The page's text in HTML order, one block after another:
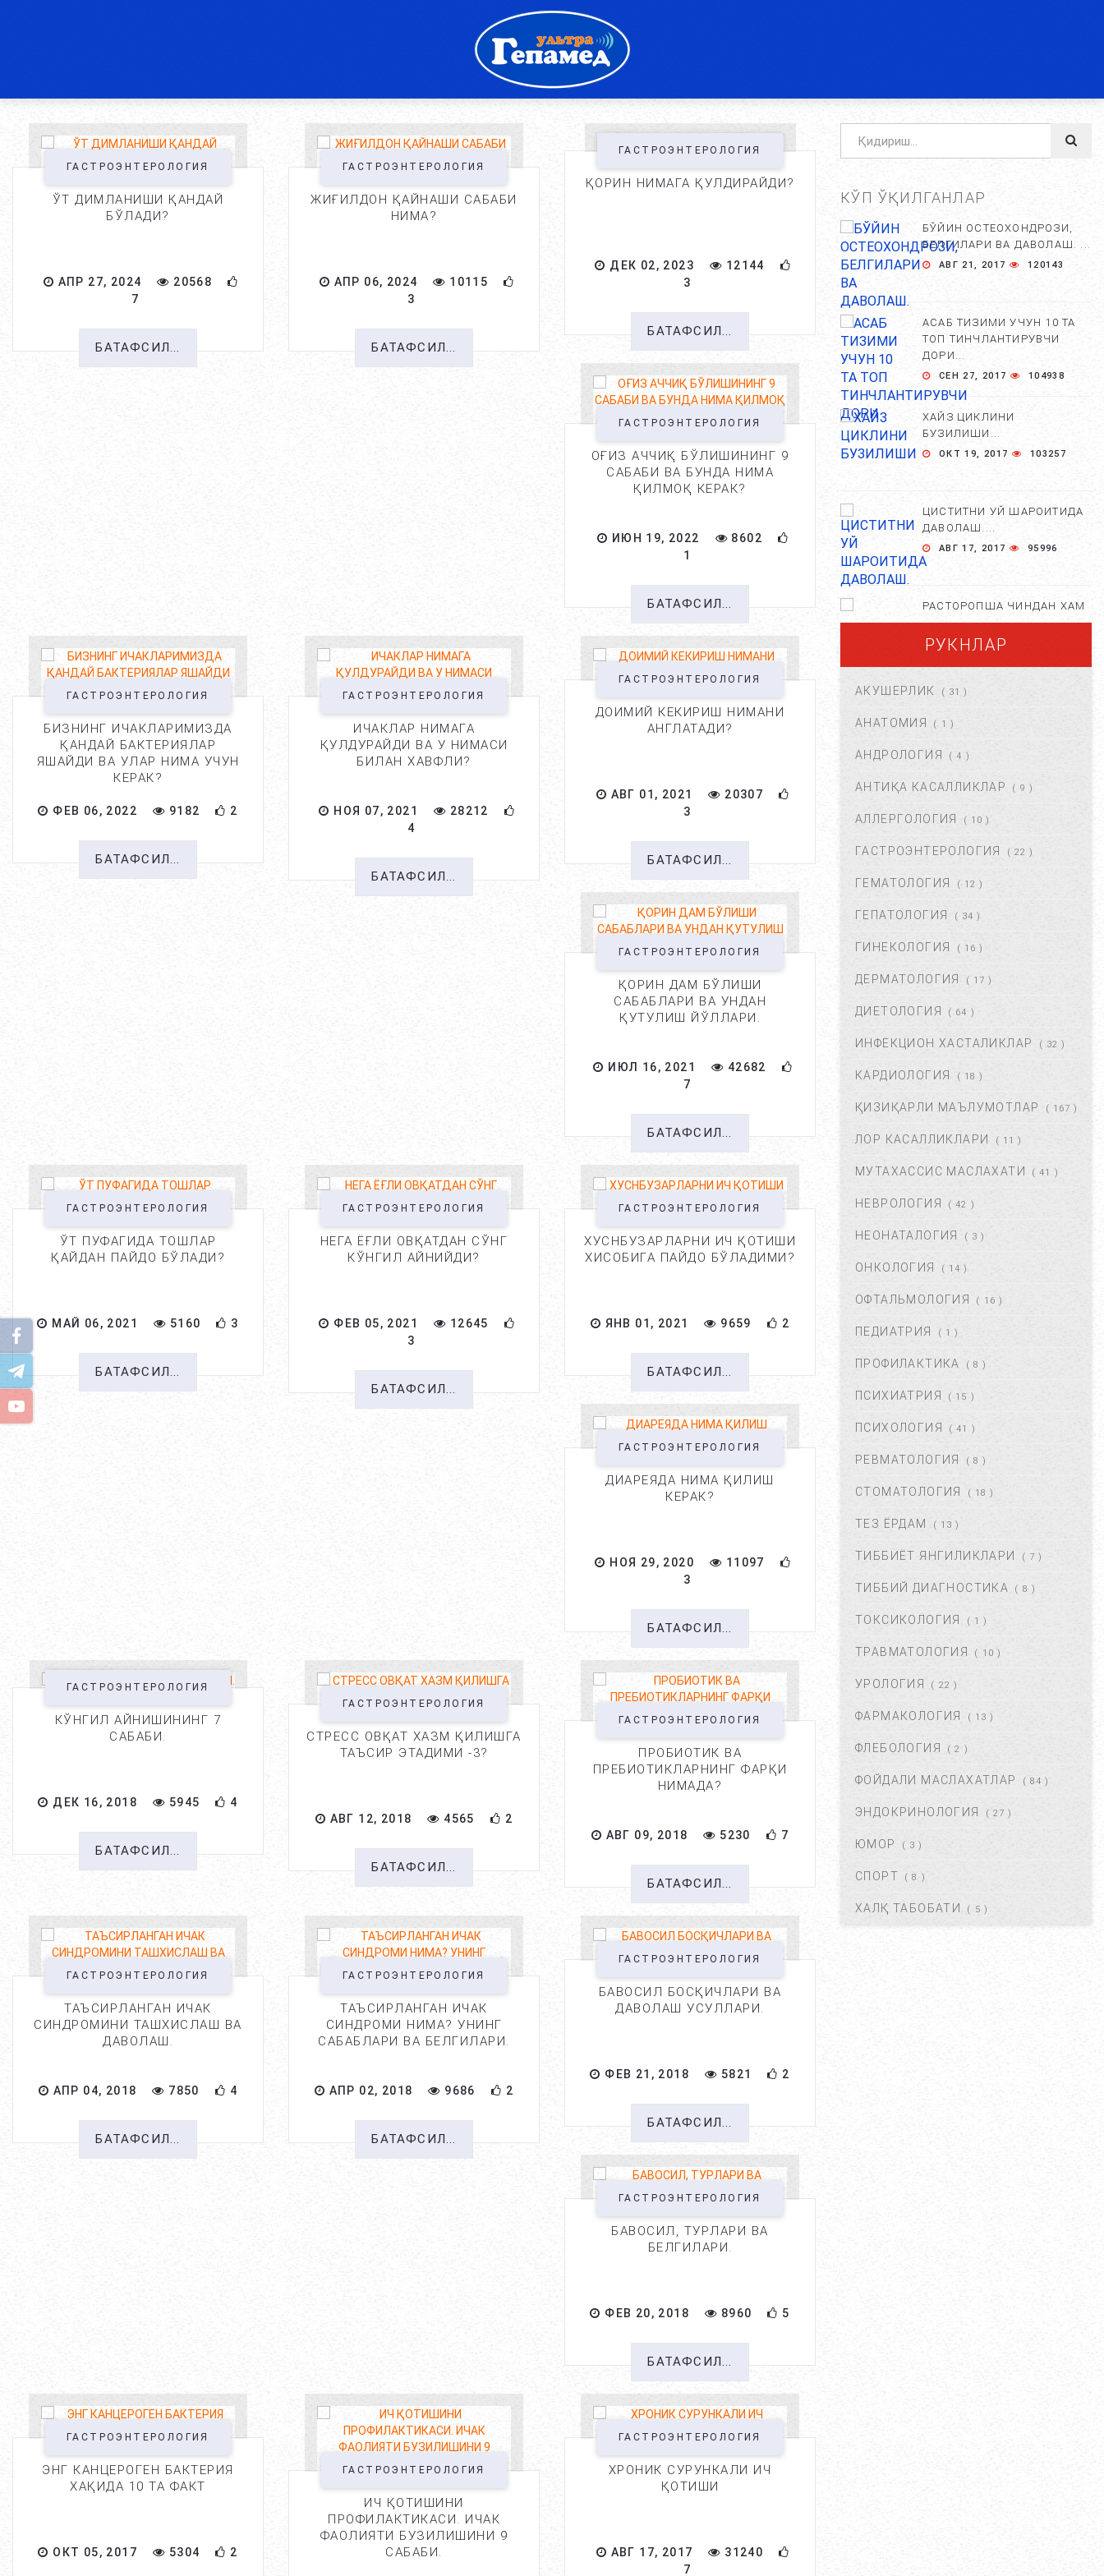
ГАСТРОЭНТЕРОЛОГИЯ
ЎТ ДИМЛАНИШИ ҚАНДАЙ
БЎЛАДИ?
АПР 27, 2024
20568
7
БАТАФСИЛ...
ГАСТРОЭНТЕРОЛОГИЯ
ЖИҒИЛДОН ҚАЙНАШИ САБАБИ
НИМА?
АПР 06, 2024
10115
3
БАТАФСИЛ...
ГАСТРОЭНТЕРОЛОГИЯ
ҚОРИН НИМАГА ҚУЛДИРАЙДИ?
ДЕК 02, 2023
12144
3
БАТАФСИЛ...
ГАСТРОЭНТЕРОЛОГИЯ
ОҒИЗ АЧЧИҚ БЎЛИШИНИНГ 9
САБАБИ ВА БУНДА НИМА
ҚИЛМОҚ КЕРАК?
ИЮН 19, 2022
8602
1
БАТАФСИЛ...
ГАСТРОЭНТЕРОЛОГИЯ
БИЗНИНГ ИЧАКЛАРИМИЗДА
ҚАНДАЙ БАКТЕРИЯЛАР
ЯШАЙДИ ВА УЛАР НИМА УЧУН
КЕРАК?
ФЕВ 06, 2022 9182 2
БАТАФСИЛ...
ГАСТРОЭНТЕРОЛОГИЯ
ИЧАКЛАР НИМАГА
ҚУЛДУРАЙДИ ВА У НИМАСИ
БИЛАН ХАВФЛИ?
НОЯ 07, 2021
28212
4
БАТАФСИЛ...
ГАСТРОЭНТЕРОЛОГИЯ
ДОИМИЙ КЕКИРИШ НИМАНИ
АНГЛАТАДИ?
АВГ 01, 2021
20307
3
БАТАФСИЛ...
ГАСТРОЭНТЕРОЛОГИЯ
ҚОРИН ДАМ БЎЛИШИ
САБАБЛАРИ ВА УНДАН
ҚУТУЛИШ ЙЎЛЛАРИ.
ИЮЛ 16, 2021
42682
7
БАТАФСИЛ...
ГАСТРОЭНТЕРОЛОГИЯ
ЎТ ПУФАГИДА ТОШЛАР
ҚАЙДАН ПАЙДО БЎЛАДИ?
МАЙ 06, 2021 5160 3
БАТАФСИЛ...
ГАСТРОЭНТЕРОЛОГИЯ
НЕГА ЁҒЛИ ОВҚАТДАН СЎНГ
КЎНГИЛ АЙНИЙДИ?
ФЕВ 05, 2021
12645
3
БАТАФСИЛ...
ГАСТРОЭНТЕРОЛОГИЯ
ХУСНБУЗАРЛАРНИ ИЧ ҚОТИШИ
ХИСОБИГА ПАЙДО БЎЛАДИМИ?
ЯНВ 01, 2021 9659 2
БАТАФСИЛ...
ГАСТРОЭНТЕРОЛОГИЯ
ДИАРЕЯДА НИМА ҚИЛИШ
КЕРАК?
НОЯ 29, 2020
11097
3
БАТАФСИЛ...
ГАСТРОЭНТЕРОЛОГИЯ
КЎНГИЛ АЙНИШИНИНГ 7
САБАБИ.
ДЕК 16, 2018 5945 4
БАТАФСИЛ...
ГАСТРОЭНТЕРОЛОГИЯ
СТРЕСС ОВҚАТ ХАЗМ ҚИЛИШГА
ТАЪСИР ЭТАДИМИ -3?
АВГ 12, 2018 4565 2
БАТАФСИЛ...
ГАСТРОЭНТЕРОЛОГИЯ
ПРОБИОТИК ВА
ПРЕБИОТИКЛАРНИНГ ФАРҚИ
НИМАДА?
АВГ 09, 2018 5230 7
БАТАФСИЛ...
ГАСТРОЭНТЕРОЛОГИЯ
ТАЪСИРЛАНГАН ИЧАК
СИНДРОМИНИ ТАШХИСЛАШ ВА
ДАВОЛАШ.
АПР 04, 2018 7850 4
БАТАФСИЛ...
ГАСТРОЭНТЕРОЛОГИЯ
ТАЪСИРЛАНГАН ИЧАК
СИНДРОМИ НИМА? УНИНГ
САБАБЛАРИ ВА БЕЛГИЛАРИ.
АПР 02, 2018 9686 2
БАТАФСИЛ...
ГАСТРОЭНТЕРОЛОГИЯ
БАВОСИЛ БОСҚИЧЛАРИ ВА
ДАВОЛАШ УСУЛЛАРИ.
ФЕВ 21, 2018 5821 2
БАТАФСИЛ...
ГАСТРОЭНТЕРОЛОГИЯ
БАВОСИЛ, ТУРЛАРИ ВА
БЕЛГИЛАРИ.
ФЕВ 20, 2018 8960 5
БАТАФСИЛ...
ГАСТРОЭНТЕРОЛОГИЯ
ЭНГ КАНЦЕРОГЕН БАКТЕРИЯ
ХАҚИДА 10 ТА ФАКТ
ОКТ 05, 2017 5304 2
ГАСТРОЭНТЕРОЛОГИЯ
ИЧ ҚОТИШИНИ
ПРОФИЛАКТИКАСИ. ИЧАК
ФАОЛИЯТИ БУЗИЛИШИНИ 9
САБАБИ.
ГАСТРОЭНТЕРОЛОГИЯ
ХРОНИК СУРУНКАЛИ ИЧ
ҚОТИШИ
АВГ 17, 2017
31240
7
КЎП ЎҚИЛГАНЛАР
БЎЙИН ОСТЕОХОНДРОЗИ,
БЕЛГИЛАРИ ВА ДАВОЛАШ. ...
АВГ 21, 2017 120143
АСАБ ТИЗИМИ УЧУН 10 ТА
ТОП ТИНЧЛАНТИРУВЧИ
ДОРИ...
СЕН 27, 2017 104938
ХАЙЗ ЦИКЛИНИ
БУЗИЛИШИ...
ОКТ 19, 2017 103257
ЦИСТИТНИ УЙ ШАРОИТИДА
ДАВОЛАШ....
АВГ 17, 2017 95996
РАСТОРОПША ЧИНДАН ХАМ
ФОЙДАЛИМИ?...
АПР 25, 2021
ХОМИЛА ЖИНСИНИ
АНИҚЛАШНИНГ
НОСТАНДАРТ УСУЛЛАРИ....
АВГ 22, 2017
ХОМИЛА МУДДАТИНИ
АНИҚЛАШНИНГ ҚАНДАЙ
УСУЛЛАР БОР?...
АВГ 22, 2017 77425
ЧАП ҚОРИН СОХАСИ НИМА
БОШ МИЯ САРАТОНИНИ
НОЯ 24, 2017
БОШ ОҒРИШИ. УНИНГ
ФЕВ 06, 2018 59822
ХОМИЛАДОРЛИКДА БОЛА
БЕЛГИЛАРИ ВА
АВГ 17, 2017
БЎЛДИ. НИМА ҚИЛМОҚ
ОКТ 01, 2017
НЕГА КАТТАЛАШАДИ?...
ПОЛИАРТРИТ. ТУРЛАРИ.
ДАВОЛАШ....
БАЧАДОН МИОМАСИ,
САБАБЛАРИ, БЕЛГИЛАРИ ВА
АПР 25, 2018
ЮЗГА АЛЛЕРГИЯ ТОШИШИ.
ТУРЛАРИ. ...
НОЯ 27, 2017
ҚОРИН ДАМ БЎЛИШИ
ҚУТУЛИШ ЙЎЛЛАРИ....
ИЮЛ 16, 2021
РУКНЛАР
АКУШЕРЛИК ( 31 )
АНАТОМИЯ ( 1 )
АНДРОЛОГИЯ ( 4 )
АНТИҚА КАСАЛЛИКЛАР ( 9 )
АЛЛЕРГОЛОГИЯ ( 10 )
ГАСТРОЭНТЕРОЛОГИЯ ( 22 )
ГЕМАТОЛОГИЯ ( 12 )
ГЕПАТОЛОГИЯ ( 34 )
ГИНЕКОЛОГИЯ ( 16 )
ДЕРМАТОЛОГИЯ ( 17 )
ДИЕТОЛОГИЯ ( 64 )
ИНФЕКЦИОН ХАСТАЛИКЛАР ( 32 )
КАРДИОЛОГИЯ ( 18 )
ҚИЗИҚАРЛИ МАЪЛУМОТЛАР ( 167 )
ЛОР КАСАЛЛИКЛАРИ ( 11 )
МУТАХАССИС МАСЛАХАТИ ( 41 )
НЕВРОЛОГИЯ ( 42 )
НЕОНАТАЛОГИЯ ( 3 )
ОНКОЛОГИЯ ( 14 )
ОФТАЛЬМОЛОГИЯ ( 16 )
ПЕДИАТРИЯ ( 1 )
ПРОФИЛАКТИКА ( 8 )
ПСИХИАТРИЯ ( 15 )
ПСИХОЛОГИЯ ( 41 )
РЕВМАТОЛОГИЯ ( 8 )
СТОМАТОЛОГИЯ ( 18 )
ТЕЗ ЁРДАМ ( 13 )
ТИББИЁТ ЯНГИЛИКЛАРИ ( 7 )
ТИББИЙ ДИАГНОСТИКА ( 8 )
ТОКСИКОЛОГИЯ ( 1 )
ТРАВМАТОЛОГИЯ ( 10 )
УРОЛОГИЯ ( 22 )
ФАРМАКОЛОГИЯ ( 13 )
ФЛЕБОЛОГИЯ ( 2 )
ФОЙДАЛИ МАСЛАХАТЛАР ( 84 )
ЭНДОКРИНОЛОГИЯ ( 27 )
ЮМОР ( 3 )
СПОРТ ( 8 )
ХАЛҚ ТАБОБАТИ ( 5 )